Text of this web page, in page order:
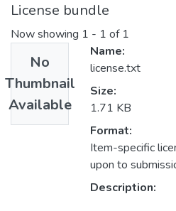
License bundle
Now showing 1 - 1 of 1
No
Thumbnail
Available
Name:
license.txt
Size:
1.71 KB
Format:
Item-specific
upon to
Description: